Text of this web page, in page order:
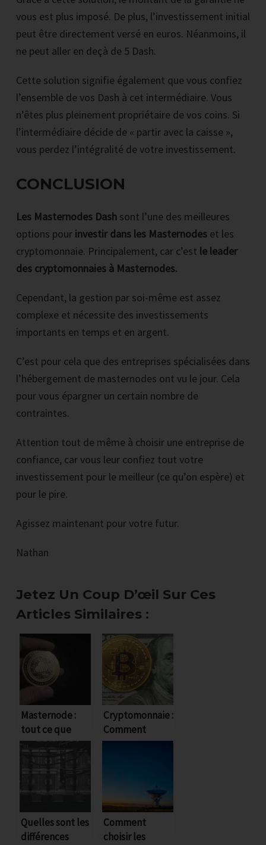
vous est plus imposé. De plus, l’investissement initial
peut être directement versé en euros. Néanmoins, il
ne peut aller en deçà de 5 Dash.
Cette solution signifie également que vous confiez
l’ensemble de vos Dash à cet intermédiaire. Vous
n’êtes plus pleinement propriétaire de vos coins. Si
l’intermédiaire décide de « partir avec la caisse »,
vous perdez l’intégralité de votre investissement.
CONCLUSION
Les Masternodes Dash sont l’une des meilleures
options pour investir dans les Masternodes et les
cryptomonnaie. Principalement, car c’est le leader
des cryptomonnaies à Masternodes.
Cependant, la gestion par soi-même est assez
complexe et nécessite des investissements
importants en temps et en argent.
C’est pour cela que des entreprises spécialisées dans
l’hébergement de masternodes ont vu le jour. Cela
pour vous épargner un certain nombre de
contraintes.
Attention tout de même à choisir une entreprise de
confiance, car vous leur confiez tout votre
investissement pour le meilleur (ce qu’on espère) et
pour le pire.
Agissez maintenant pour votre futur.
Nathan
Comment
surmonter les 4
épreuves
majeures qui
vous empêche
Jetez Un Coup D’œil Sur Ces
Articles Similaires :
Masternode :
tout ce que
vous devez
savoir
Cryptomonnaie :
Comment
générer des
Quelles sont les
différences
Comment
choisir les